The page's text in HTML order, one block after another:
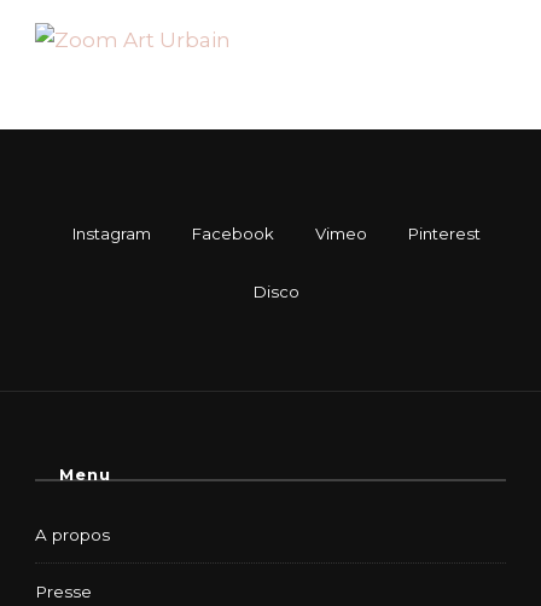
Menu
A propos
Presse